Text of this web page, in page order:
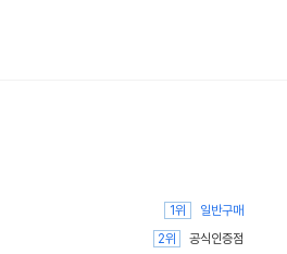
1위
일반구매
2위 공식인증점